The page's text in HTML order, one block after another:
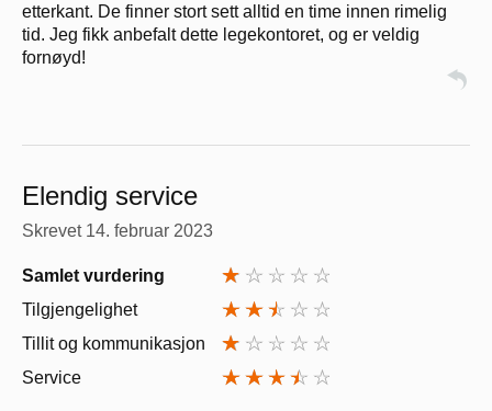
etterkant. De finner stort sett alltid en time innen rimelig
tid. Jeg fikk anbefalt dette legekontoret, og er veldig
fornøyd!
Elendig service
Skrevet 14. februar 2023
Samlet vurdering
Tilgjengelighet
Tillit og kommunikasjon
Service